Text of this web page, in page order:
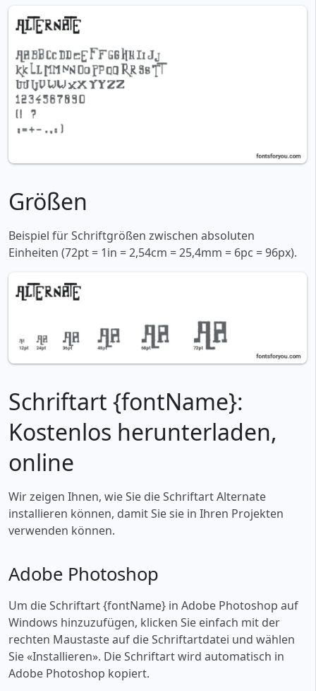
Größen
Beispiel für Schriftgrößen zwischen absoluten
Einheiten (72pt = 1in = 2,54cm = 25,4mm = 6pc = 96px).
Schriftart {fontName}:
Kostenlos herunterladen,
online
Wir zeigen Ihnen, wie Sie die Schriftart Alternate
installieren können, damit Sie sie in Ihren Projekten
verwenden können.
Adobe Photoshop
Um die Schriftart {fontName} in Adobe Photoshop auf
Windows hinzuzufügen, klicken Sie einfach mit der
rechten Maustaste auf die Schriftartdatei und wählen
Sie «‎Installieren». Die Schriftart wird automatisch in
Adobe Photoshop kopiert.